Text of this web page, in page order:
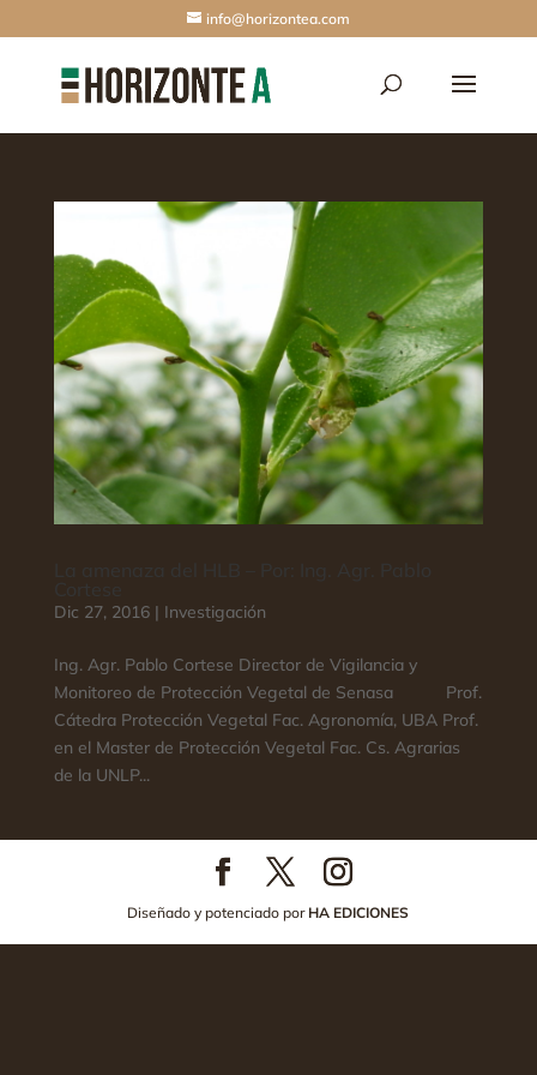
info@horizontea.com
Dic 27, 2016| Investigación
Ing. Agr. Pablo Cortese Director de Vigilancia y
Monitoreo de Protección Vegetal de Senasa Prof.
Cátedra Protección Vegetal Fac. Agronomía, UBA Prof.
en el Master de Protección Vegetal Fac. Cs. Agrarias
de la UNLP...
Diseñado y potenciado por HA EDICIONES